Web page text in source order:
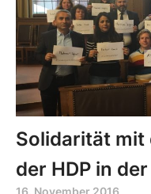
Solidarität mit
der HDP in
16. November 2016